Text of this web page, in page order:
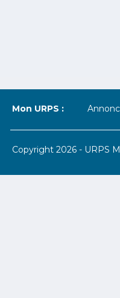
Mon URPS :
Copyright 2026 - URPS